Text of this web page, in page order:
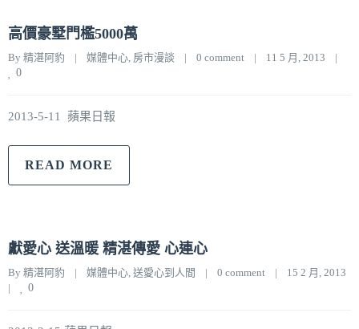
高價豪墅門檻5000萬
By 精湛阿豹 | 媒體中心, 房市漫談 | 0 comment | 11 5 月, 2013 |
0
2013-5-11 蘋果日報
READ MORE
獻愛心 送溫暖 精湛傳愛 心連心
By 精湛阿豹 | 媒體中心, 送愛心到人間 | 0 comment |
|
0